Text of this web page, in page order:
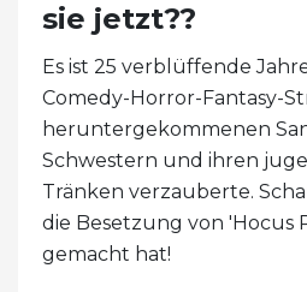
sie jetzt??
Es ist 25 verblüffende
Comedy-Horror-Fantasy-
heruntergekommenen
Schwestern und ihren
Tränken verzauberte.
die Besetzung von 'Hocus
gemacht hat!